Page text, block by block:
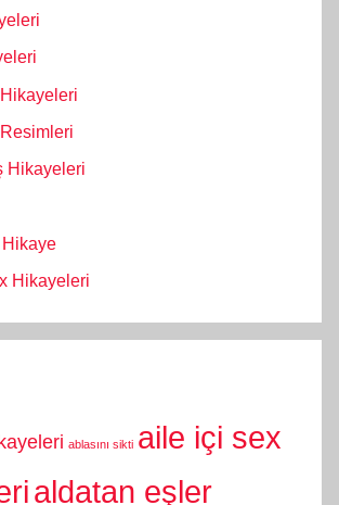
Hikayeleri
Hikayeleri
ablasını sikti aile içi sex
aldatan eşler